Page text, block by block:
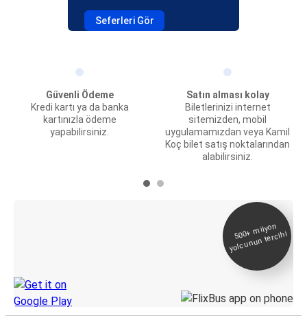
Seferleri Gör
Güvenli Ödeme
Kredi kartı ya da banka
kartınızla ödeme
yapabilirsiniz.
Satın alması kolay
Biletlerinizi internet
sitemizden, mobil
uygulamamızdan veya Kamil
Koç bilet satış noktalarından
alabilirsiniz.
500+
milyon
yolcunun tercihi